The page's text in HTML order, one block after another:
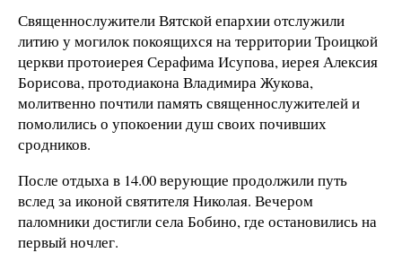
Священнослужители Вятской епархии отслужили
литию у могилок покоящихся на территории Троицкой
церкви протоиерея Серафима Исупова, иерея Алексия
Борисова, протодиакона Владимира Жукова,
молитвенно почтили память священнослужителей и
помолились о упокоении душ своих почивших
сродников.
После отдыха в 14.00 верующие продолжили путь
вслед за иконой святителя Николая. Вечером
паломники достигли села Бобино, где остановились на
первый ночлег.